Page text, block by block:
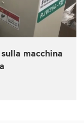
macchina